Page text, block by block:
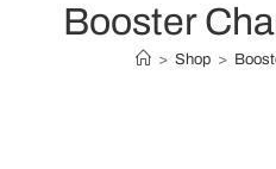
Booster
> Shop >